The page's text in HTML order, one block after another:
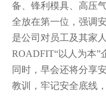
备、锋利模具、高压
全放在第一位，强调
是公司对员工及其家
ROADFIT“以人为本”
同时，早会还将分享
教训，牢记安全底线